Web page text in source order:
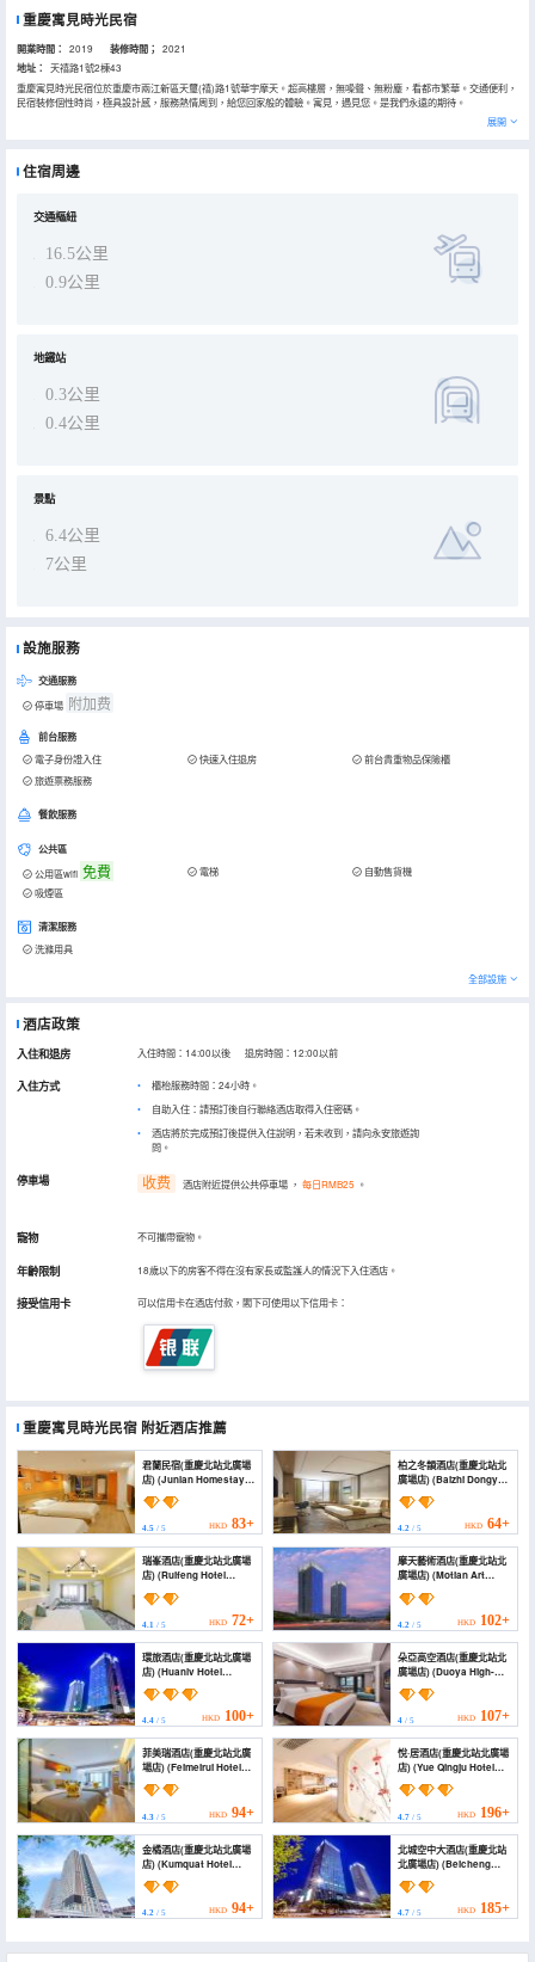
重慶寓見時光民宿
開業時間： 2019 装修時間； 2021
地址：
天禧路1號2棟43
重慶寓見時光民宿位於重慶市兩江新區天璽(禧)路1號華宇摩天。超高樓層，無噪聲、無粉塵，看都市繁華。交通便利，
民宿裝修個性時尚，極具設計感，服務熱情周到，給您回家般的體驗。寓見，遇見您。是我們永遠的期待。
展開
住宿周邊
交通樞紐
16.5公里
0.9公里
地鐵站
0.3公里
0.4公里
景點
6.4公里
7公里
設施服務
交通服務
停車場 附加费
前台服務
電子身份證入住 快速入住退房
前台貴重物品保險櫃
旅遊票務服務
餐飲服務
公共區
公用區wifi 免費 電梯
自動售貨機
吸煙區
清潔服務
洗滌用具
全部設施
酒店政策
入住和退房 入住時間：14:00以後 退房時間：12:00以前
入住方式
櫃枱服務時間：24小時。
自助入住：請預訂後自行聯絡酒店取得入住密碼。
酒店將於完成預訂後提供入住說明，若未收到，請向永安旅遊詢
問。
停車場 收费 酒店附近提供公共停車場 ， 每日RMB25 。
寵物 不可攜帶寵物。
年齡限制 18歲以下的房客不得在沒有家長或監護人的情況下入住酒店。
接受信用卡 可以信用卡在酒店付款，閣下可使用以下信用卡：
重慶寓見時光民宿 附近酒店推薦
君蘭民宿(重慶北站北廣場
店) (Junlan Homestay
(Chongqing North
Railway Station North
Square))
4.5 / 5 HKD 83+
柏之冬韻酒店(重慶北站北
廣場店) (Baizhi Dongyun
Hotel (Chongqing North
Station North Square
Branch))
4.2/ 5 HKD 64+
瑞峯酒店(重慶北站北廣場
店) (Ruifeng Hotel
Railway Station North
4.1 / 5 HKD 72+
摩天藝術酒店(重慶北站北
廣場店) (Motian Art
Railway Station North
4.2/ 5 HKD 102+
環旅酒店(重慶北站北廣場
店) (Huanlv Hotel
(Chongqing North
Station North Square
Branch))
4.4 / 5 HKD 100+
朵亞高空酒店(重慶北站北
廣場店) (Duoya High-
Rise Hotel (Chongqing
North Railway Station
North Square))
4/ 5 HKD 107+
菲美瑞酒店(重慶北站北廣
場店) (Feimeirui Hotel
(Chongqing North
Railway Station North
4.3 / 5 HKD 94+
悅·居酒店(重慶北站北廣場
店) (Yue Qingju Hotel
(Chongqing North
Railway Station))
4.7/ 5 HKD 196+
金橘酒店(重慶北站北廣場
店) (Kumquat Hotel
(Chongqing North
Railway Station North
Square))
4.2 / 5 HKD 94+
北城空中大酒店(重慶北站
北廣場店) (Beicheng
Sky Hotel (North
Square of Chongqing
North Railway Station))
4.7/ 5 HKD 185+